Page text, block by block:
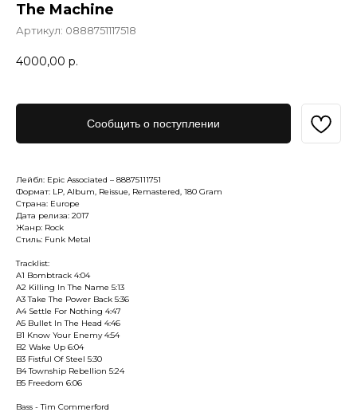
The Machine
Артикул: 0888751117518
4000,00 р.
Сообщить о поступлении
Лейбл: Epic Associated – 88875111751
Формат: LP, Album, Reissue, Remastered, 180 Gram
Страна: Europe
Дата релиза: 2017
Жанр: Rock
Стиль: Funk Metal
Tracklist:
A1 Bombtrack 4:04
A2 Killing In The Name 5:13
A3 Take The Power Back 5:36
A4 Settle For Nothing 4:47
A5 Bullet In The Head 4:46
B1 Know Your Enemy 4:54
B2 Wake Up 6:04
B3 Fistful Of Steel 5:30
B4 Township Rebellion 5:24
B5 Freedom 6:06
Bass - Tim Commerford